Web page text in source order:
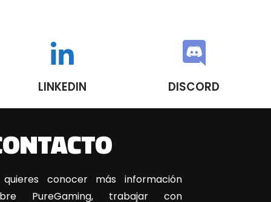
LINKEDIN DISCORD
quieres conocer más información
PureGaming, trabajar con